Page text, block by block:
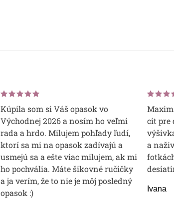
Kúpila som si Váš opasok vo
Východnej 2026 a nosím ho veľmi
rada a hrdo. Milujem pohľady ľudí,
ktorí sa mi na opasok zadívajú a
usmejú sa a ešte viac milujem, ak mi
ho pochvália. Máte šikovné ručičky
a ja verím, že to nie je môj posledný
opasok :)
cit pre
a
Ivana